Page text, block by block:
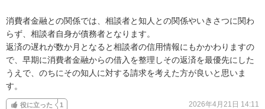
消費者金融との関係では、相談者と知人との関係やいきさつに関わ
らず、相談者自身が債務者となります。
返済の遅れが数か月となると相談者の信用情報にもかかわりますの
で、早期に消費者金融からの借入を整理しその返済を最優先にした
うえで、のちにその知人に対する請求を考えた方が良いと思いま
す。
役に立った 1 2026年4月21日 14:11